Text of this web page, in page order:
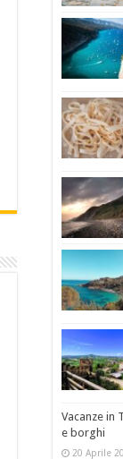
Vacanze in
e borghi
20 Aprile